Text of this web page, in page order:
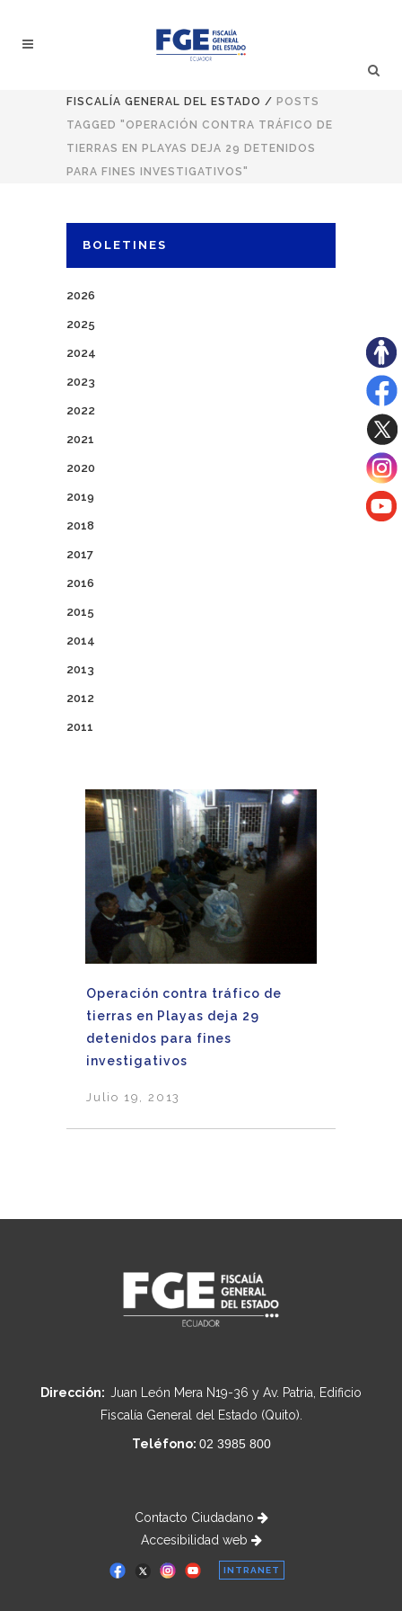
FISCALÍA GENERAL DEL ESTADO / POSTS
TAGGED "OPERACIÓN CONTRA TRÁFICO DE
TIERRAS EN PLAYAS DEJA 29 DETENIDOS
PARA FINES INVESTIGATIVOS"
BOLETINES
2026
2025
2024
2023
2022
2021
2020
2019
2018
2017
2016
2015
2014
2013
2012
2011
Operación contra tráfico de
tierras en Playas deja 29
detenidos para fines
investigativos
Julio 19, 2013
Dirección: Juan León Mera N19-36 y Av. Patria, Edificio
Fiscalía General del Estado (Quito).
Teléfono: 02 3985 800
Contacto Ciudadano
Accesibilidad web
INTRANET